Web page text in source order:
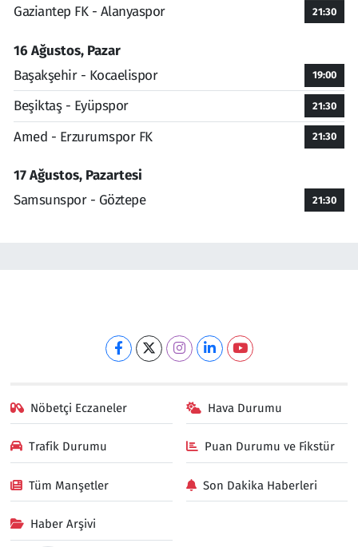
Gaziantep FK - Alanyaspor 21:30
16 Ağustos, Pazar
Başakşehir - Kocaelispor
19:00
Beşiktaş - Eyüpspor 21:30
Amed - Erzurumspor FK 21:30
17 Ağustos, Pazartesi
Samsunspor - Göztepe
21:30
Nöbetçi Eczaneler Hava Durumu
Trafik Durumu Puan Durumu ve Fikstür
Tüm Manşetler Son Dakika Haberleri
Haber Arşivi